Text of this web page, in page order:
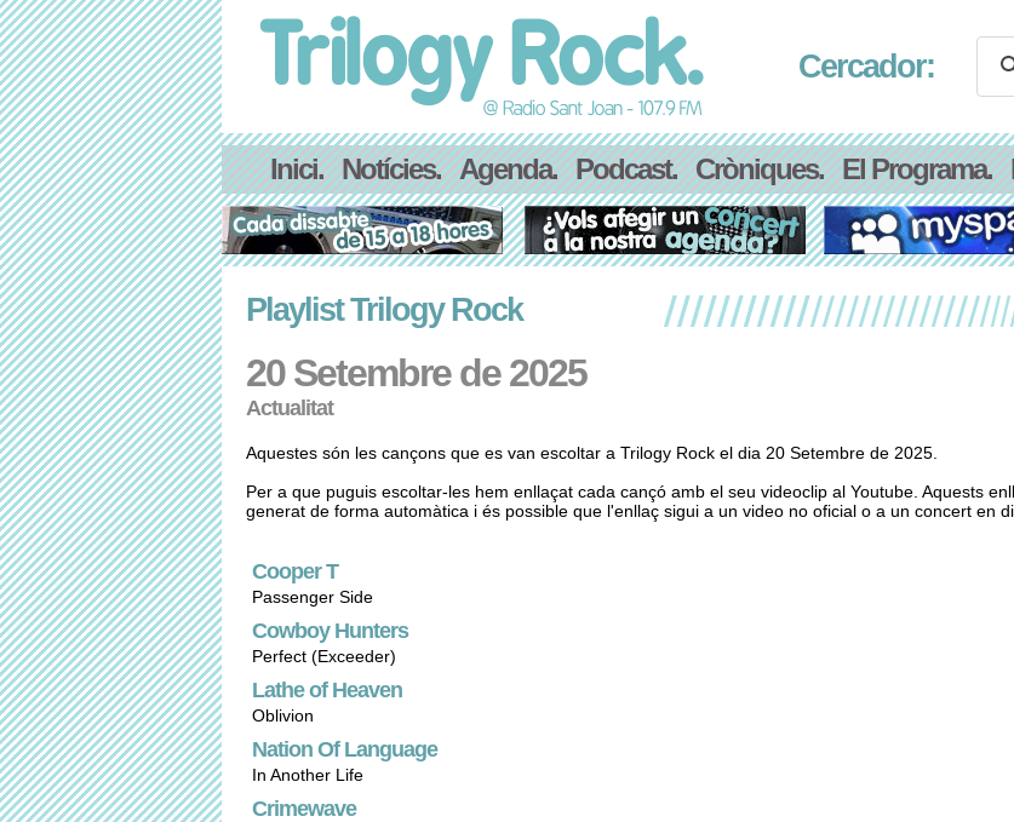
Cercador:
Inici. Notícies. Agenda. Podcast. Cròniques. El Programa.
Playlist Trilogy Rock
20 Setembre de 2025
Actualitat
Aquestes són les cançons que es van escoltar a Trilogy Rock el dia 20 Setembre de 2025.
Per a que puguis escoltar-les hem enllaçat cada cançó amb el seu videoclip al Youtube. Aquests
generat de forma automàtica i és possible que l'enllaç sigui a un video no oficial o a un concert en
Cooper T
Passenger Side
Cowboy Hunters
Perfect (Exceeder)
Lathe of Heaven
Oblivion
Nation Of Language
In Another Life
Crimewave